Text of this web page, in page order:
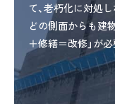
て、老朽化に対処
どの側面からも建
＋修繕＝改修」が必